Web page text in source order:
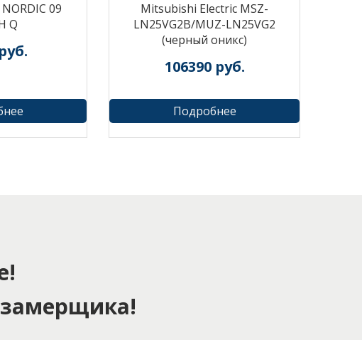
09
Q
руб.
Mitsubishi Electric MSZ-
LN25VG2B/MUZ-LN25VG2
(черный оникс)
106390 руб.
Подробнее